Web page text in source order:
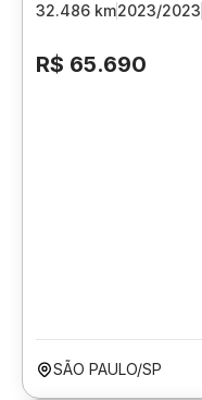
32.486 km2023/2023
R$ 65.690
SÃO PAULO/SP